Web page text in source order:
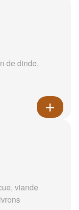
de dinde,
viande